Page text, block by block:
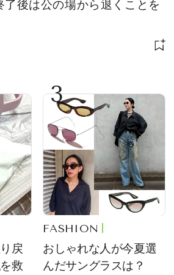
後は公の場から退くことを
戻
救
3
FASHION
おしゃれな人が今夏選
んだサングラスは？